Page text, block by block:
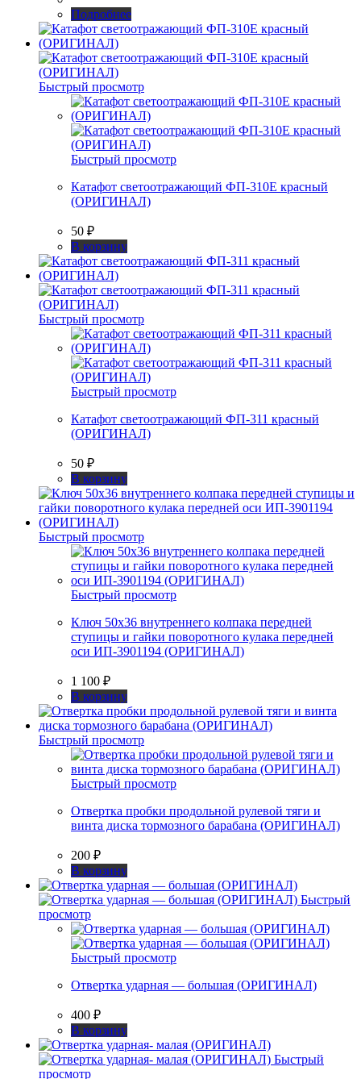
Подробнее
Быстрый просмотр
Быстрый просмотр
Катафот светоотражающий ФП-310Е красный
(ОРИГИНАЛ)
50 ₽
В корзину
Быстрый просмотр
Быстрый просмотр
Катафот светоотражающий ФП-311 красный
(ОРИГИНАЛ)
50 ₽
В корзину
Быстрый просмотр
Быстрый просмотр
Ключ 50х36 внутреннего колпака передней
ступицы и гайки поворотного кулака передней
оси ИП-3901194 (ОРИГИНАЛ)
1 100 ₽
В корзину
Быстрый просмотр
Быстрый просмотр
Отвертка пробки продольной рулевой тяги и
винта диска тормозного барабана (ОРИГИНАЛ)
200 ₽
В корзину
Быстрый
просмотр
Быстрый просмотр
Отвертка ударная — большая (ОРИГИНАЛ)
400 ₽
В корзину
Быстрый
просмотр